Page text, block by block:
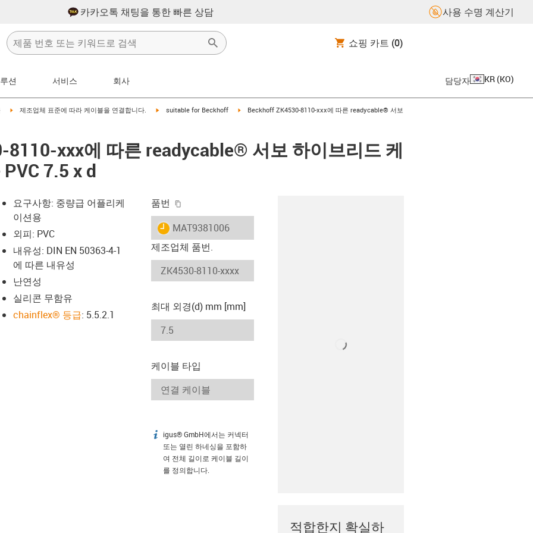
카카오톡 채팅을 통한 빠른 상담 사용 수명 계산기
쇼핑 카트 (0)
션 서비스 회사 담당자 KR (KO)
igus-icon-arrow-right
제조업체 표준에 따라 케이블을 연결합니다. igus-icon-arrow-right
suitable for Beckhoff igus-icon-arrow-right
Beckhoff ZK4530-8110-xxx에 따른 readycable® 서보
xxx에 따른 readycable® 서보 하이브리드 케
7.5 x d
icon-lupe
icon-lupe
요구사항: 중량급 어플리케
이션용
외피: PVC
내유성: DIN EN 50363-4-1
에 따른 내유성
난연성
실리콘 무함유
chainflex® 등급: 5.5.2.1
품번
igus-icon-lieferzeit
MAT9381006
제조업체 품번.
최대 외경(d) mm [mm]
케이블 타입
igus-icon-info
igus® GmbH에서는 커넥터
또는 열린 하네싱을 포함하
여 전체 길이로 케이블 길이
를 정의합니다.
적합한지 확실하